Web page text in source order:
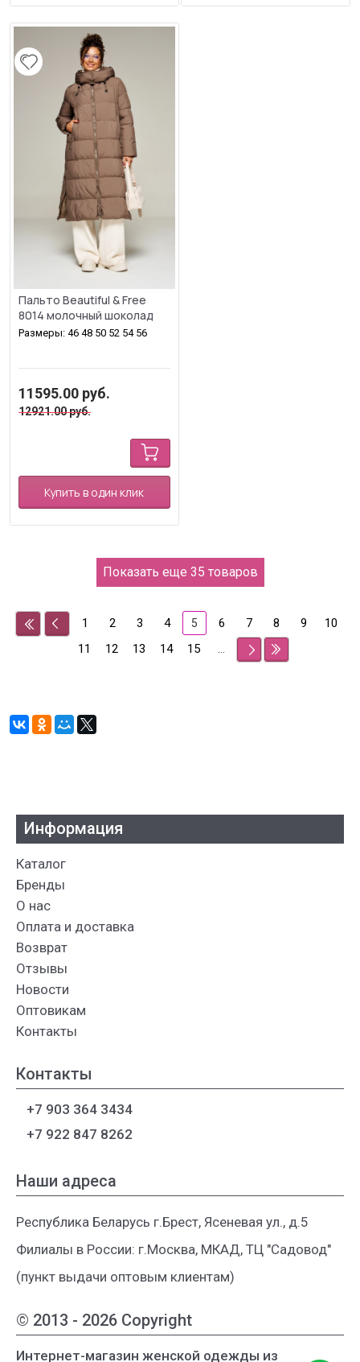
Пальто Beautiful & Free
8014 молочный шоколад
Размеры: 46 48 50 52 54 56
11595.00 руб.
12921.00руб.
Купить в один клик
Показать еще 35 товаров
1 2 3 4 5 6 7 8 9
10
11
12 13 14 15 ...
© 2013 - 2026 Copyright
Интернет-магазин женской одежды из
Информация
Каталог
Бренды
О нас
Оплата и доставка
Возврат
Отзывы
Новости
Оптовикам
Контакты
Контакты
+7 903 364 3434
+7 922 847 8262
Наши адреса
Республика Беларусь г.Брест, Ясеневая ул., д.5
Филиалы в России: г.Москва, МКАД, ТЦ "Садовод"
(пункт выдачи оптовым клиентам)